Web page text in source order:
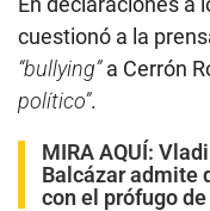
cuestionó a la
“bullying”a Cerrón
político”.
MIRA AQUÍ:
Balcázar admite
con el prófugo